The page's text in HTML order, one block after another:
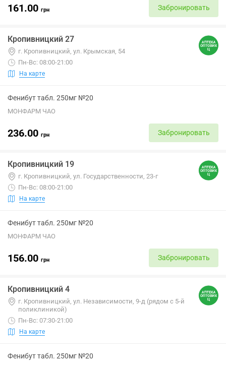
161.00 грн Забронировать
Кропивницкий 27
г. Кропивницкий, ул. Крымская, 54
Пн-Вс: 08:00-21:00
На карте
Фенибут табл. 250мг №20
МОНФАРМ ЧАО
236.00 грн Забронировать
Кропивницкий 19
г. Кропивницкий, ул. Государственности, 23-г
Пн-Вс: 08:00-21:00
На карте
Фенибут табл. 250мг №20
МОНФАРМ ЧАО
156.00 грн Забронировать
Кропивницкий 4
г. Кропивницкий, ул. Независимости, 9-д (рядом с 5-й
поликлиникой)
Пн-Вс: 07:30-21:00
На карте
Фенибут табл. 250мг №20